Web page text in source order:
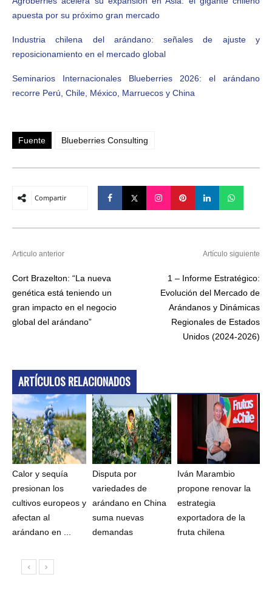
apuesta por su próximo gran mercado
Industria chilena del arándano: señales de ajuste y
reposicionamiento en el mercado global
Seminarios Internacionales Blueberries 2026: el arándano
recorre Perú, Chile, México, Marruecos y China
Fuente Blueberries Consulting
Compartir
Articulo anterior
Cort Brazelton: “La nueva
genética está teniendo un
gran impacto en el negocio
global del arándano”
Artículo siguiente
1 – Informe Estratégico:
Evolución del Mercado de
Arándanos y Dinámicas
Regionales de Estados
Unidos (2024-2026)
ARTÍCULOS RELACIONADOS
Calor y sequía
presionan los
cultivos europeos y
afectan al
arándano en ...
Disputa por
variedades de
arándano en China
suma nuevas
demandas
Iván Marambio
propone renovar la
estrategia
exportadora de la
fruta chilena